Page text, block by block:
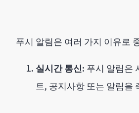
푸시 알림은 여러 가지 이유로
실시간 통신: 푸시 알림은
트, 공지사항 또는 알림을